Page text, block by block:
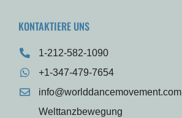
KONTAKTIERE UNS
1-212-582-1090
+1-347-479-7654
info@worlddancemovement.com
Welttanzbewegung